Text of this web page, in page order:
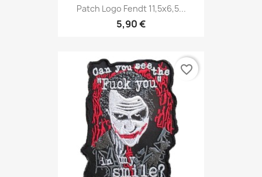
Patch Logo Fendt 11,5x6,5...
5,90 €
favorite_border